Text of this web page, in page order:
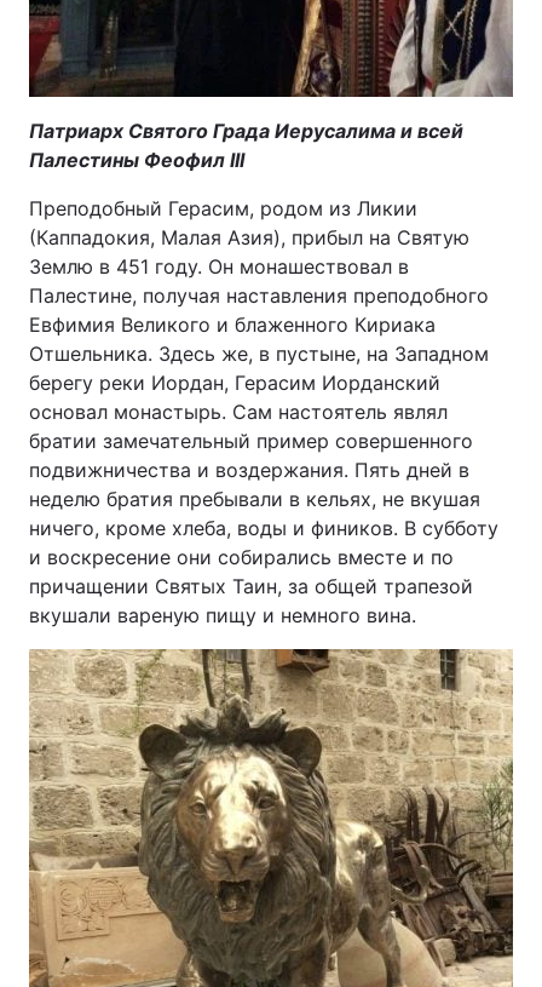
Патриарх Святого Града Иерусалима и всей
Палестины Феофил ІІІ
Преподобный Герасим, родом из Ликии
(Каппадокия, Малая Азия), прибыл на Святую
Землю в 451 году. Он монашествовал в
Палестине, получая наставления преподобного
Евфимия Великого и блаженного Кириака
Отшельника. Здесь же, в пустыне, на Западном
берегу реки Иордан, Герасим Иорданский
основал монастырь. Сам настоятель являл
братии замечательный пример совершенного
подвижничества и воздержания. Пять дней в
неделю братия пребывали в кельях, не вкушая
ничего, кроме хлеба, воды и фиников. В субботу
и воскресение они собирались вместе и по
причащении Святых Таин, за общей трапезой
вкушали вареную пищу и немного вина.